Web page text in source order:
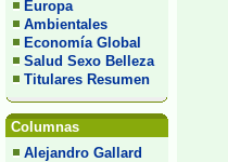
Europa
Ambientales
Economía Global
Salud Sexo Belleza
Titulares Resumen
Columnas
Alejandro Gallard